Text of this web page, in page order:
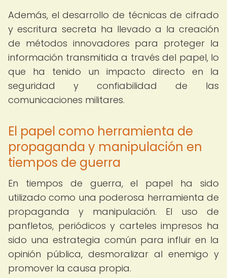
Además, el desarrollo de técnicas de cifrado
y escritura secreta ha llevado a la creación
de métodos innovadores para proteger la
información transmitida a través del papel, lo
que ha tenido un impacto directo en la
seguridad y confiabilidad de las
comunicaciones militares.
El papel como herramienta de
propaganda y manipulación en
tiempos de guerra
En tiempos de guerra, el papel ha sido
utilizado como una poderosa herramienta de
propaganda y manipulación. El uso de
panfletos, periódicos y carteles impresos ha
sido una estrategia común para influir en la
opinión pública, desmoralizar al enemigo y
promover la causa propia.